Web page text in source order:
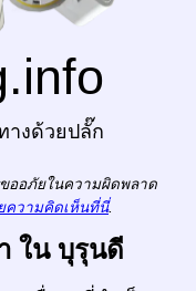
างด้วยปลั๊ก
ออภัยในความผิดพลาด
ความคิดเห็นที่นี่.
ใน บุรุนดี